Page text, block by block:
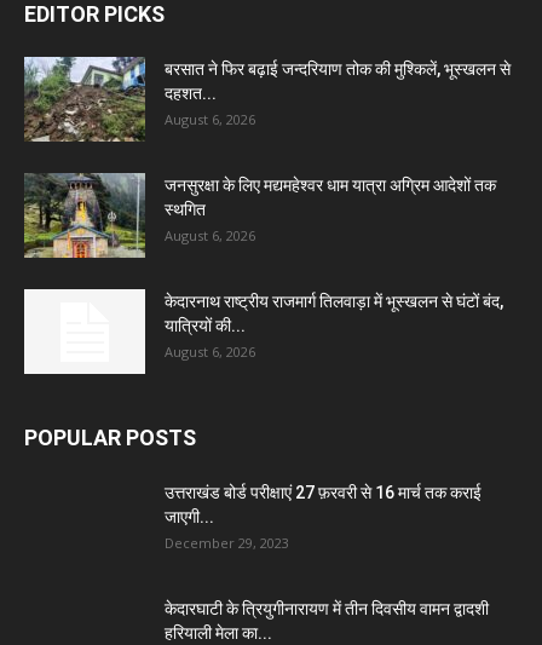
EDITOR PICKS
बरसात ने फिर बढ़ाई जन्दरियाण तोक की मुश्किलें, भूस्खलन से
दहशत...
August 6, 2026
जनसुरक्षा के लिए मद्यमहेश्वर धाम यात्रा अग्रिम आदेशों तक
स्थगित
August 6, 2026
केदारनाथ राष्ट्रीय राजमार्ग तिलवाड़ा में भूस्खलन से घंटों बंद,
यात्रियों की...
August 6, 2026
POPULAR POSTS
उत्तराखंड बोर्ड परीक्षाएं 27 फ़रवरी से 16 मार्च तक कराई
जाएगी...
December 29, 2023
केदारघाटी के त्रियुगीनारायण में तीन दिवसीय वामन द्वादशी
हरियाली मेला का...